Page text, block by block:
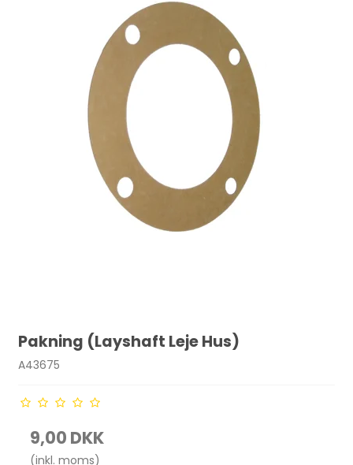
Pakning (Layshaft Leje Hus)
A43675
9,00 DKK
(inkl. moms)